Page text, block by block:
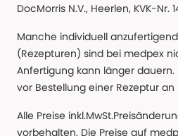
DocMorris N.V., Heerlen, KVK-Nr.
Manche individuell
(Rezepturen) sind bei medpex
Anfertigung kann länger dauern.
vor Bestellung einer Rezeptur
Alle Preise
vorbehalten. Die Preise auf